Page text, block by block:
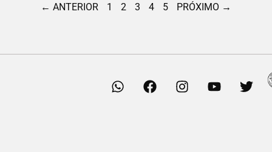
← ANTERIOR 1 2 3 4 5 PRÓXIMO →